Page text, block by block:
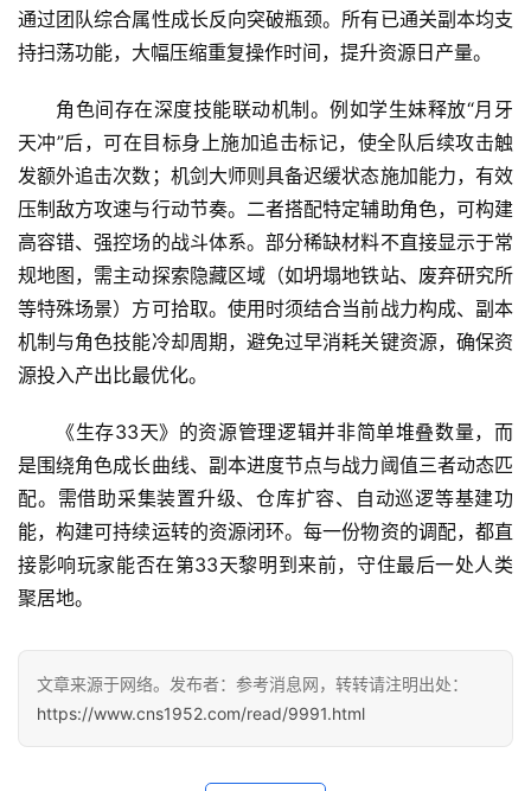
首
页
文
章
分
专
题
列
投稿
通过团队综合属性成长反向突破瓶颈。所有已通关副本均支
持扫荡功能，大幅压缩重复操作时间，提升资源日产量。
角色间存在深度技能联动机制。例如学生妹释放“月牙
天冲”后，可在目标身上施加追击标记，使全队后续攻击触
发额外追击次数；机剑大师则具备迟缓状态施加能力，有效
压制敌方攻速与行动节奏。二者搭配特定辅助角色，可构建
高容错、强控场的战斗体系。部分稀缺材料不直接显示于常
规地图，需主动探索隐藏区域（如坍塌地铁站、废弃研究所
等特殊场景）方可拾取。使用时须结合当前战力构成、副本
机制与角色技能冷却周期，避免过早消耗关键资源，确保资
源投入产出比最优化。
《生存33天》的资源管理逻辑并非简单堆叠数量，而
是围绕角色成长曲线、副本进度节点与战力阈值三者动态匹
配。需借助采集装置升级、仓库扩容、自动巡逻等基建功
能，构建可持续运转的资源闭环。每一份物资的调配，都直
接影响玩家能否在第33天黎明到来前，守住最后一处人类
聚居地。
文章来源于网络。发布者：参考消息网，转转请注明出处：
https://www.cns1952.com/read/9991.html